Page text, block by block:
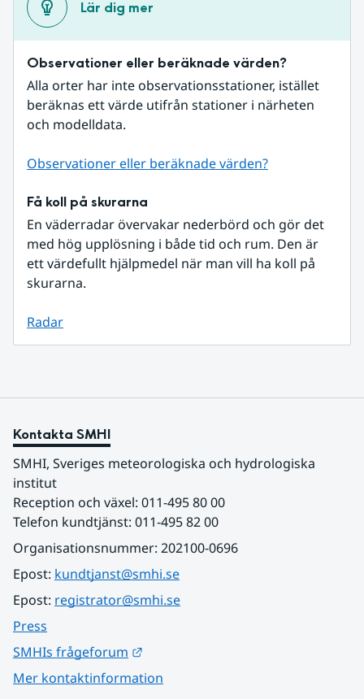
Lär dig mer
Observationer eller beräknade värden?
Alla orter har inte observationsstationer, istället
beräknas ett värde utifrån stationer i närheten
och modelldata.
Observationer eller beräknade värden?
Få koll på skurarna
En väderradar övervakar nederbörd och gör det
med hög upplösning i både tid och rum. Den är
ett värdefullt hjälpmedel när man vill ha koll på
skurarna.
Radar
Kontakta SMHI
SMHI, Sveriges meteorologiska och hydrologiska
institut
Reception och växel: 011-495 80 00
Telefon kundtjänst: 011-495 82 00
Organisationsnummer: 202100-0696
Epost: kundtjanst@smhi.se
Epost: registrator@smhi.se
Press
SMHIs frågeforum
Mer kontaktinformation